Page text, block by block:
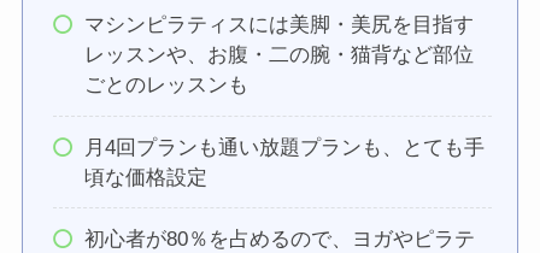
マシンピラティスには美脚・美尻を目指す
レッスンや、お腹・二の腕・猫背など部位
ごとのレッスンも
月4回プランも通い放題プランも、とても手
頃な価格設定
初心者が80％を占めるので、ヨガやピラテ